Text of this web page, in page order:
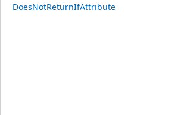
DoesNotReturnIfAttribute